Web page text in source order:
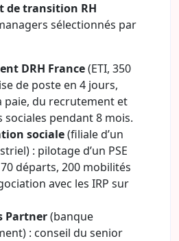
de transition RH
sélectionnés par
DRH France(ETI, 350
de poste en 4 jours,
paie, du recrutement et
sociales pendant 8 mois.
sociale(filiale d’un
: pilotage d’un PSE
départs, 200 mobilités
avec les IRP sur
Partner(banque
: conseil du senior